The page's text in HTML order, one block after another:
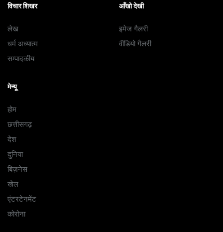
विचार शिखर
लेख
धर्म अध्यात्म
सम्पादकीय
आँखो देखी
इमेज गैलरी
वीडियो गैलरी
मेन्यू
होम
छत्तीसगढ़
देश
दुनिया
बिज़नेस
खेल
एंटरटेनमेंट
कोरोना